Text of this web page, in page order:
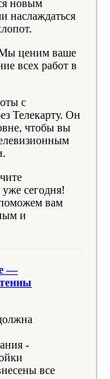
новым
наслаждаться
Мы ценим ваше
всех работ в
с
Телекарту. Он
чтобы вы
сегодня!
вам
и
—
-
все